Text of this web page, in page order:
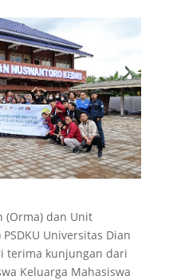
(Orma) dan Unit
Universitas Dian
terima kunjungan dari
Keluarga Mahasiswa